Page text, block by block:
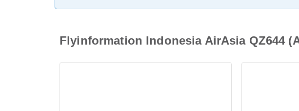
Flyinformation Indonesia AirAsia QZ644